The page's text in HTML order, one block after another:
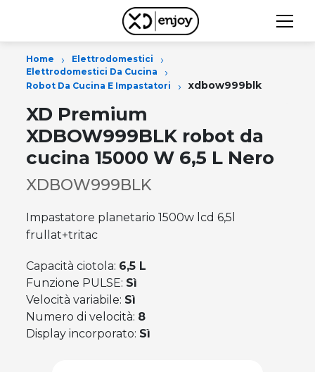
Home › Elettrodomestici ›
Elettrodomestici Da Cucina ›
Robot Da Cucina E Impastatori › xdbow999blk
XD Premium
XDBOW999BLK robot da
cucina 15000 W 6,5 L Nero
XDBOW999BLK
Impastatore planetario 1500w lcd 6,5l
frullat+tritac
Capacità ciotola: 6,5 L
Funzione PULSE: Sì
Velocità variabile: Sì
Numero di velocità: 8
Display incorporato: Sì